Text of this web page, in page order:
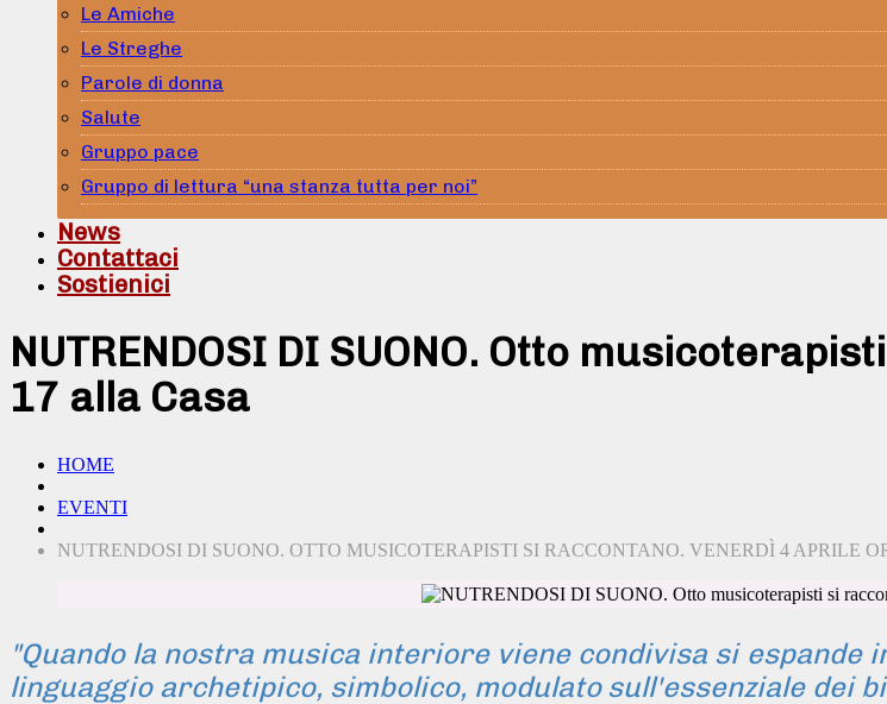
Le Amiche
Le Streghe
Parole di donna
Salute
Gruppo pace
Gruppo di lettura “una stanza tutta per noi”
News
Contattaci
Sostienici
NUTRENDOSI DI SUONO. Otto
17 alla Casa
HOME
EVENTI
NUTRENDOSI DI SUONO. OTTO MUSICOTERAPISTI SI RACCONTANO. VENERDÌ 4 APRILE
"Quando la nostra musica interiore viene condivisa si
linguaggio archetipico, simbolico, modulato sull'essenziale dei